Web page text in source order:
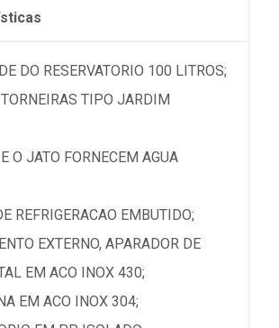
DO RESERVATORIO 100 LITROS;
TIPO JARDIM
O JATO FORNECEM AGUA
REFRIGERACAO EMBUTIDO;
EXTERNO, APARADOR DE
EM ACO INOX 430;
EM ACO INOX 304;